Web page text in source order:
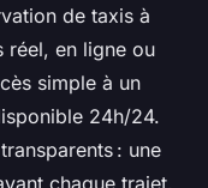
de taxis à
réel, en ligne ou
simple à un
24h/24.
: une